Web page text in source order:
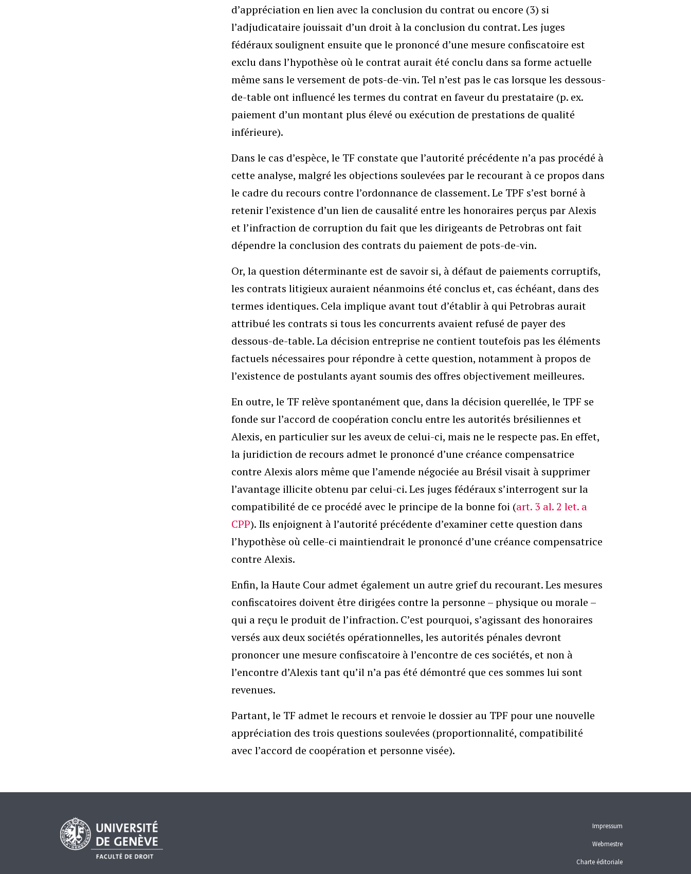
d’appréciation en lien avec la conclusion du contrat ou encore (3) si
l’adjudicataire jouissait d’un droit à la conclusion du contrat. Les juges
fédéraux soulignent ensuite que le prononcé d’une mesure confiscatoire est
exclu dans l’hypothèse où le contrat aurait été conclu dans sa forme actuelle
même sans le versement de pots-de-vin. Tel n’est pas le cas lorsque les dessous-
de-table ont influencé les termes du contrat en faveur du prestataire (p. ex.
paiement d’un montant plus élevé ou exécution de prestations de qualité
inférieure).
Dans le cas d’espèce, le TF constate que l’autorité précédente n’a pas procédé à
cette analyse, malgré les objections soulevées par le recourant à ce propos dans
le cadre du recours contre l’ordonnance de classement. Le TPF s’est borné à
retenir l’existence d’un lien de causalité entre les honoraires perçus par Alexis
et l’infraction de corruption du fait que les dirigeants de Petrobras ont fait
dépendre la conclusion des contrats du paiement de pots-de-vin.
Or, la question déterminante est de savoir si, à défaut de paiements corruptifs,
les contrats litigieux auraient néanmoins été conclus et, cas échéant, dans des
termes identiques. Cela implique avant tout d’établir à qui Petrobras aurait
attribué les contrats si tous les concurrents avaient refusé de payer des
dessous-de-table. La décision entreprise ne contient toutefois pas les éléments
factuels nécessaires pour répondre à cette question, notamment à propos de
l’existence de postulants ayant soumis des offres objectivement meilleures.
En outre, le TF relève spontanément que, dans la décision querellée, le TPF se
fonde sur l’accord de coopération conclu entre les autorités brésiliennes et
Alexis, en particulier sur les aveux de celui-ci, mais ne le respecte pas. En effet,
la juridiction de recours admet le prononcé d’une créance compensatrice
contre Alexis alors même que l’amende négociée au Brésil visait à supprimer
l’avantage illicite obtenu par celui-ci. Les juges fédéraux s’interrogent sur la
compatibilité de ce procédé avec le principe de la bonne foi (art. 3 al. 2 let. a
CPP). Ils enjoignent à l’autorité précédente d’examiner cette question dans
l’hypothèse où celle-ci maintiendrait le prononcé d’une créance compensatrice
contre Alexis.
Enfin, la Haute Cour admet également un autre grief du recourant. Les mesures
confiscatoires doivent être dirigées contre la personne – physique ou morale –
qui a reçu le produit de l’infraction. C’est pourquoi, s’agissant des honoraires
versés aux deux sociétés opérationnelles, les autorités pénales devront
prononcer une mesure confiscatoire à l’encontre de ces sociétés, et non à
l’encontre d’Alexis tant qu’il n’a pas été démontré que ces sommes lui sont
revenues.
Partant, le TF admet le recours et renvoie le dossier au TPF pour une nouvelle
appréciation des trois questions soulevées (proportionnalité, compatibilité
avec l’accord de coopération et personne visée).
Impressum
Webmestre
Charte éditoriale